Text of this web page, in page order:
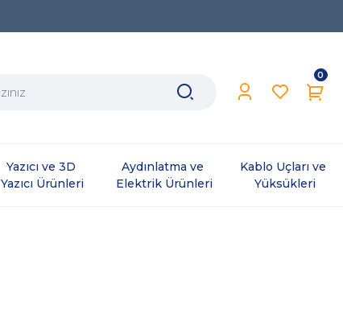
0
Yazıcı ve 3D
Yazıcı Ürünleri
Aydınlatma ve
Elektrik Ürünleri
Kablo Uçları ve
Yüksükleri